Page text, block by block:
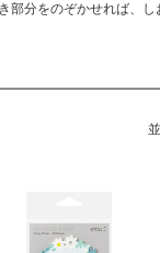
部分をのぞかせれば、し